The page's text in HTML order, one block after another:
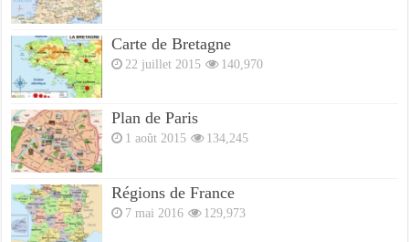
Carte de Bretagne
22 juillet 2015 140,970
Plan de Paris
1 août 2015 134,245
Régions de France
7 mai 2016 129,973